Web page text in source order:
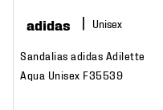
adidas
Sandalias adidas Adilette
Aqua Unisex F35539